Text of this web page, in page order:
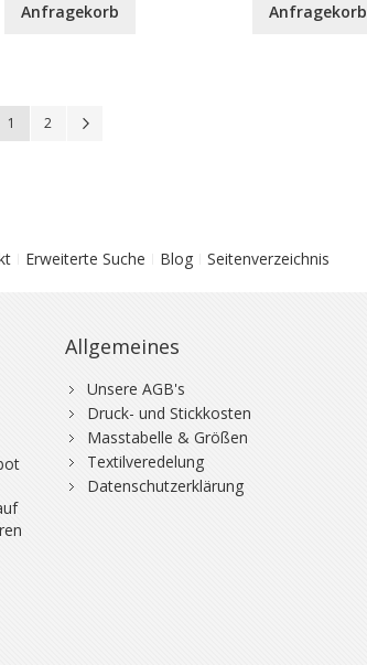
Anfragekorb Anfragekorb
Seite
You're currently reading page
1 Seite
2
Erweiterte Suche Blog Seitenverzeichnis
Allgemeines
Unsere AGB's
Druck- und Stickkosten
Masstabelle & Größen
Textilveredelung
Datenschutzerklärung